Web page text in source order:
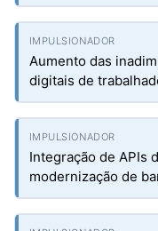
Aumento das
digitais de
Integração de APIs
modernização de